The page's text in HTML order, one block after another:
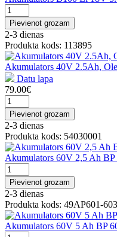
Pievienot grozam
2-3 dienas
Produkta kods: 113895
Akumulators 40V 2.5Ah,
Datu lapa
79.00€
Pievienot grozam
2-3 dienas
Produkta kods: 54030001
Akumulators 60V 2,5 Ah BP
Pievienot grozam
2-3 dienas
Produkta kods: 49AP601-603
Akumulators 60V 5 Ah BP